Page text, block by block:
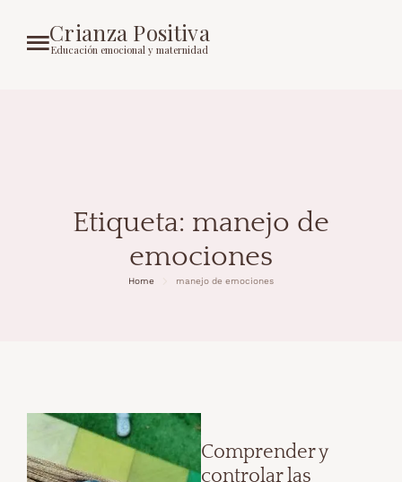
Crianza Positiva
Educación emocional y maternidad
Etiqueta: manejo de
emociones
Home manejo de emociones
Comprender y
controlar las